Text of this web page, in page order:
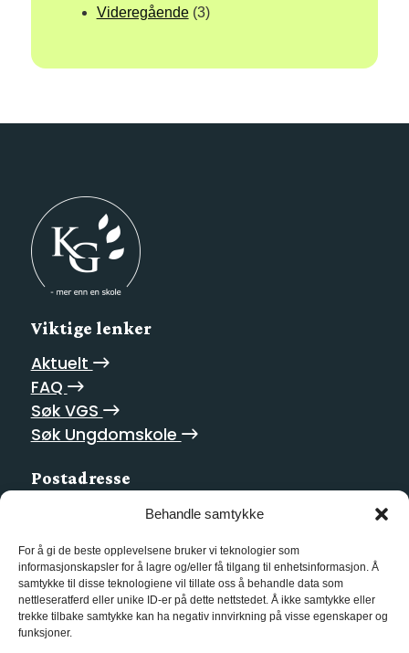
Behandle samtykke
For å gi de beste opplevelsene bruker vi teknologier som
informasjonskapsler for å lagre og/eller få tilgang til enhetsinformasjon. Å
samtykke til disse teknologiene vil tillate oss å behandle data som
nettleseratferd eller unike ID-er på dette nettstedet. Å ikke samtykke eller
trekke tilbake samtykke kan ha negativ innvirkning på visse egenskaper og
funksjoner.
Videregående(3)
Viktige lenker
Aktuelt
FAQ
Søk VGS
Søk Ungdomskole
Postadresse
Homansbakken 2
Kontakt oss
21 55 10 00
kg@kgvgs.no